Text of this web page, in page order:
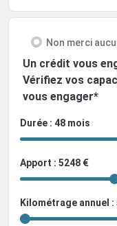
Non merci
Un crédit vous
Vérifiez vos
vous engager*
Durée : 48 mois
Apport : 5248 €
Kilométrage annuel :